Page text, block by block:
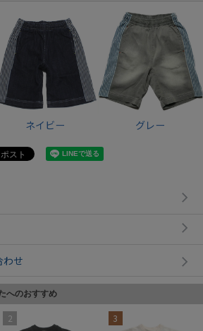
ネイビー グレー
わせ
へのおすすめ
2 3